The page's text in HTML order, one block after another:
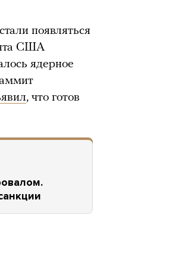
появляться
США
ядерное
, что готов